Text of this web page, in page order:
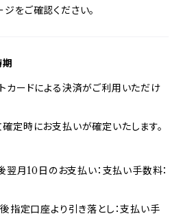
をご確認ください。
期
カードによる決済がご利用いただけ
定時にお支払いが確定いたします。
翌月10日のお支払い：支払い手数料：
指定口座より引き落とし：支払い手